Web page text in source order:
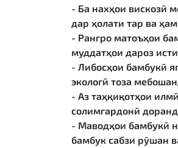
- Ба нахҳои вискозӣ
дар ҳолати тар ва
- Рангро матоъҳои
муддатҳои дароз
- Либосҳои бамбукӣ
экологӣ тоза
- Аз таҳқиқотҳои
солимгардонӣ
- Маводҳои бамбукӣ
бамбук сабзи рӯшан